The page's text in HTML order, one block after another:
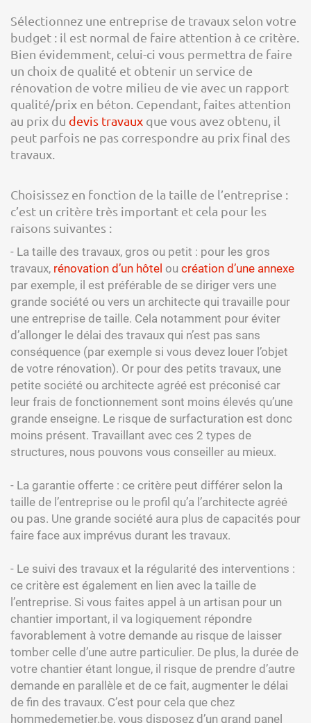
Sélectionnez une entreprise de travaux selon votre
budget : il est normal de faire attention à ce critère.
Bien évidemment, celui-ci vous permettra de faire
un choix de qualité et obtenir un service de
rénovation de votre milieu de vie avec un rapport
qualité/prix en béton. Cependant, faites attention
au prix du devis travaux que vous avez obtenu, il
peut parfois ne pas correspondre au prix final des
travaux.
Choisissez en fonction de la taille de l’entreprise :
c’est un critère très important et cela pour les
raisons suivantes :
- La taille des travaux, gros ou petit : pour les gros
travaux, rénovation d’un hôtel ou création d’une annexe
par exemple, il est préférable de se diriger vers une
grande société ou vers un architecte qui travaille pour
une entreprise de taille. Cela notamment pour éviter
d’allonger le délai des travaux qui n’est pas sans
conséquence (par exemple si vous devez louer l’objet
de votre rénovation). Or pour des petits travaux, une
petite société ou architecte agréé est préconisé car
leur frais de fonctionnement sont moins élevés qu’une
grande enseigne. Le risque de surfacturation est donc
moins présent. Travaillant avec ces 2 types de
structures, nous pouvons vous conseiller au mieux.
- La garantie offerte : ce critère peut différer selon la
taille de l’entreprise ou le profil qu’a l’architecte agréé
ou pas. Une grande société aura plus de capacités pour
faire face aux imprévus durant les travaux.
- Le suivi des travaux et la régularité des interventions :
ce critère est également en lien avec la taille de
l’entreprise. Si vous faites appel à un artisan pour un
chantier important, il va logiquement répondre
favorablement à votre demande au risque de laisser
tomber celle d’une autre particulier. De plus, la durée de
votre chantier étant longue, il risque de prendre d’autre
demande en parallèle et de ce fait, augmenter le délai
de fin des travaux. C’est pour cela que chez
hommedemetier.be, vous disposez d’un grand panel